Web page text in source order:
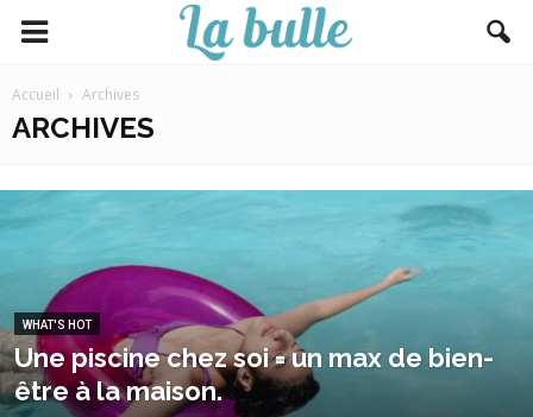
Accueil Archives
ARCHIVES
WHAT'S HOT
Une piscine chez soi = un max de bien-
être à la maison.